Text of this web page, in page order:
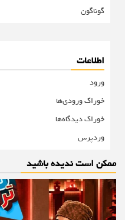
گوناگون
اطلاعات
ورود
خوراک ورودی‌ها
خوراک دیدگاه‌ها
وردپرس
ممکن است ندیده باشید